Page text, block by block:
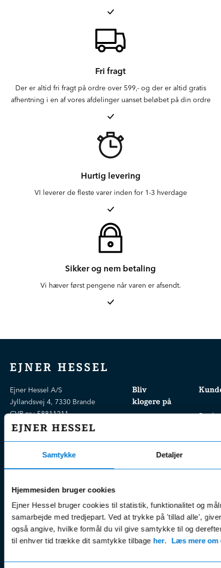
Samtykke Detaljer
Hjemmesiden bruger cookies
Ejner Hessel bruger cookies til statistik, funktionalitet og
samarbejde med tredjepart. Ved at trykke på 'tillad alle',
også angive, hvilke formål du vil give samtykke til og
til enhver tid trække dit samtykke tilbage her. Læs mere om
Fri fragt
Der er altid fri fragt på ordre over 599,- og der er altid gratis
afhentning i en af vores afdelinger uanset beløbet på din ordre
Hurtig levering
VI leverer de fleste varer inden for 1-3 hverdage
Sikker og nem betaling
Vi hæver først pengene når varen er afsendt.
EJNER HESSEL
Ejner Hessel A/S
Jyllandsvej 4, 7330 Brande
CVR nr.:58811211
Tlf. nr.:7211 5001
Åbningstider
Weekend:
Sikker betaling
Bliv
klogere på
Nye biler
Fordels- &
serviceaftaler
Kampagner
& nyheder
Leasing &
Tilmeld dig
Book
Find